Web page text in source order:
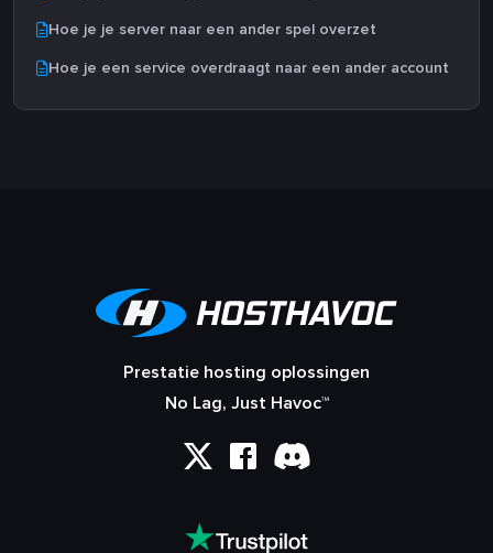
Hoe je je server naar een ander spel overzet
Hoe je een service overdraagt naar een ander account
Prestatie hosting oplossingen
No Lag, Just Havoc™